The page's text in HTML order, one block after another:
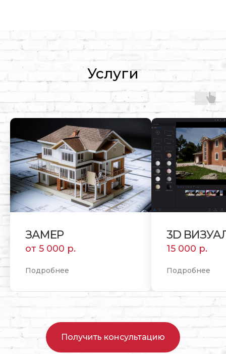
Услуги
ЗАМЕР
от 5 000 р.
Подробнее
3D
15 000 р.
Подробнее
Получить консультацию